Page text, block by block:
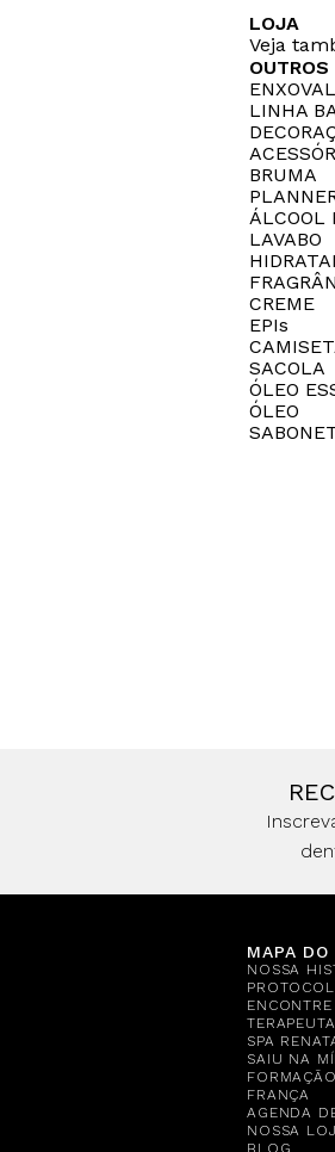
LOJA
Veja
OUTROS
ENXOVAL
LINHA
BRUMA
ÁLCOOL
LAVABO
CREME
EPIs
SACOLA
ÓLEO
ÓLEO
MAPA DO
NOSSA
TERAPEUTA
SPA
SAIU NA
FRANÇA
AGENDA
NOSSA
BLOG